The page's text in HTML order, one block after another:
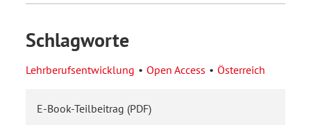
Schlagworte
Lehrberufsentwicklung Open Access Österreich
E-Book-Teilbeitrag (PDF)